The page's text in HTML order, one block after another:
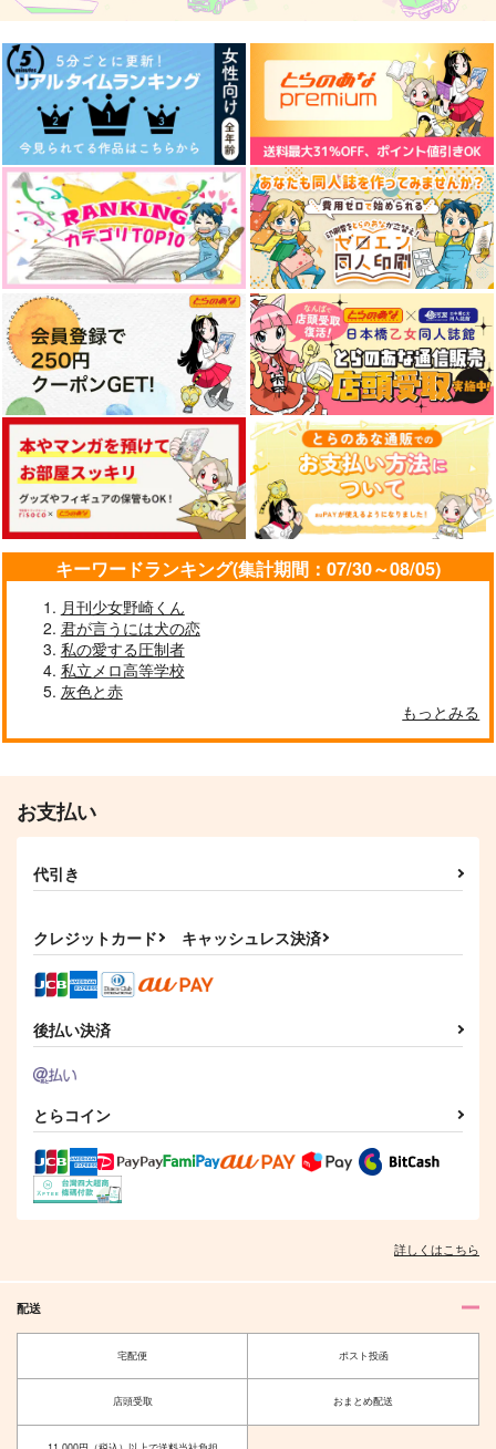
子熊星団
1,100円（税込）
ヴァシリ×尾形百之助
サンプル
作品詳細
whitesp@ce
550円（税込）
ユウ・Q・ウィルソン
サンプル
作品詳細
472円 （税込）
セフィロス×クラウド
サンプル
作品詳細
NULL
Spaceship.320
472円（税込）
ムル×ムル
サンプル
作品詳細
メリーゴーランド
スペースマウンテン
944円（税込）
白膠木簓×躑躅森盧笙
サンプル
マクカト小話詰
すぺーすいも
315円（税込）
マックス×カート
サンプル
プラスチック染色体
472円（税込）
output
1,100
夜鷹純×明浦路司
ー・コスモ☆
が何者かわかる缶バッ
ジ アキラ
ジ ブラッド
キーワードランキング(集計期間：07/30～08/05)
月刊少女野崎くん
君が言うには犬の恋
私の愛する圧制者
私立メロ高等学校
灰色と赤
もっとみる
お支払い
代引き
クレジットカード キャッシュレス決済
後払い決済
とらコイン
詳しくはこちら
配送
宅配便 ポスト投函
店頭受取 おまとめ配送